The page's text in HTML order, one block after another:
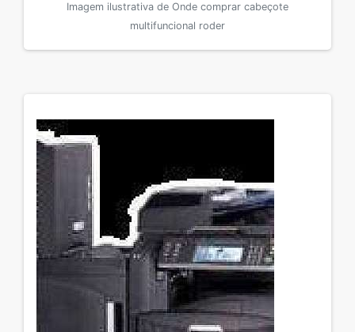
Imagem ilustrativa de Onde comprar cabeçote
multifuncional roder